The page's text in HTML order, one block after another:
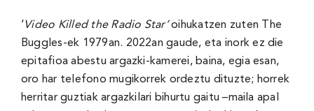
‘ Video Killed the Radio Star’oihukatzen zuten The
Buggles-ek 1979an. 2022an gaude, eta inork ez die
epitafioa abestu argazki-kamerei, baina, egia esan,
oro har telefono mugikorrek ordeztu dituzte; horrek
herritar guztiak argazkilari bihurtu gaitu –maila apal